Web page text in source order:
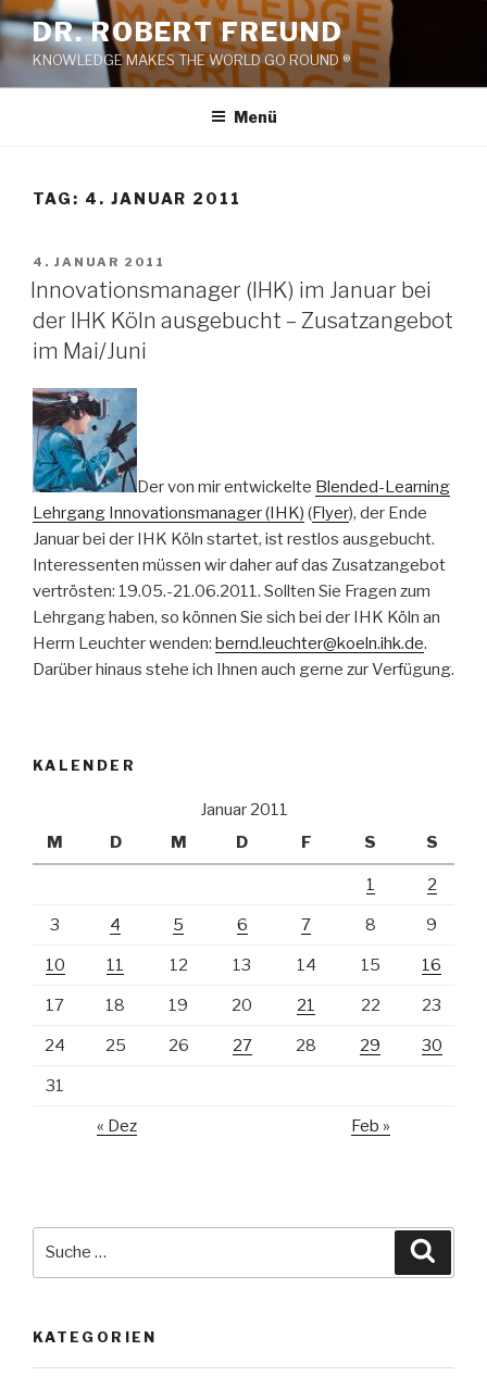
Zum
Inhalt
springen
DR. ROBERT FREUND
KNOWLEDGE MAKES THE WORLD GO ROUND ®
Menü
TAG: 4. JANUAR 2011
VERÖFFENTLICHT
AM
4. JANUAR 2011
Innovationsmanager (IHK) im Januar bei
der IHK Köln ausgebucht – Zusatzangebot
im Mai/Juni
Der von mir entwickelte Blended-Learning
Lehrgang Innovationsmanager (IHK) (Flyer), der Ende
Januar bei der IHK Köln startet, ist restlos ausgebucht.
Interessenten müssen wir daher auf das Zusatzangebot
vertrösten: 19.05.-21.06.2011. Sollten Sie Fragen zum
Lehrgang haben, so können Sie sich bei der IHK Köln an
Herrn Leuchter wenden: bernd.leuchter@koeln.ihk.de.
Darüber hinaus stehe ich Ihnen auch gerne zur Verfügung.
KALENDER
Januar 2011
M
D M D F S S
1 2
3 4 5 6 7 8 9
10 11 12 13 14 15 16
17 18 19 20 21 22 23
24 25 26 27 28 29 30
31
« Dez Feb »
KATEGORIEN